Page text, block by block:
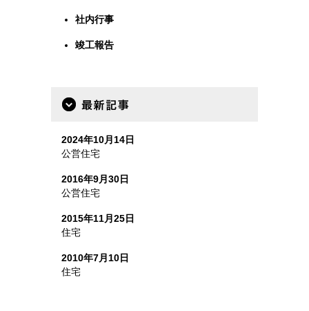
社内行事
竣工報告
公営住宅
2024年10月14日
公営住宅
2016年9月30日
住宅
2015年11月25日
住宅
2010年7月10日